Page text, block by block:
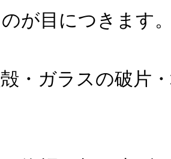
が目につきます
・ガラスの破片